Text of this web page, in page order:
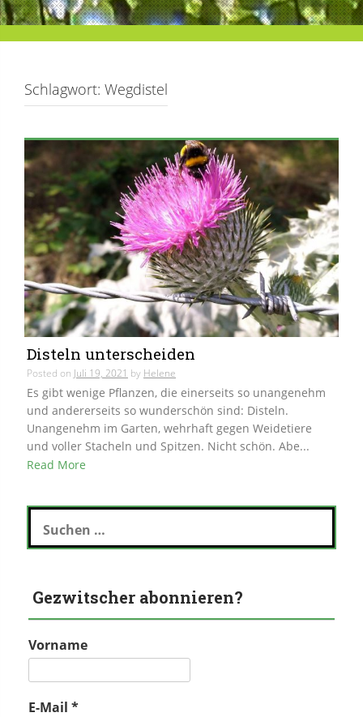
Schlagwort: Wegdistel
Disteln unterscheiden
Posted on Juli 19, 2021 by Helene
Es gibt wenige Pflanzen, die einerseits so unangenehm
und andererseits so wunderschön sind: Disteln.
Unangenehm im Garten, wehrhaft gegen Weidetiere
und voller Stacheln und Spitzen. Nicht schön. Abe...
Read More
Suchen
nach:
Gezwitscher abonnieren?
Vorname
E-Mail *